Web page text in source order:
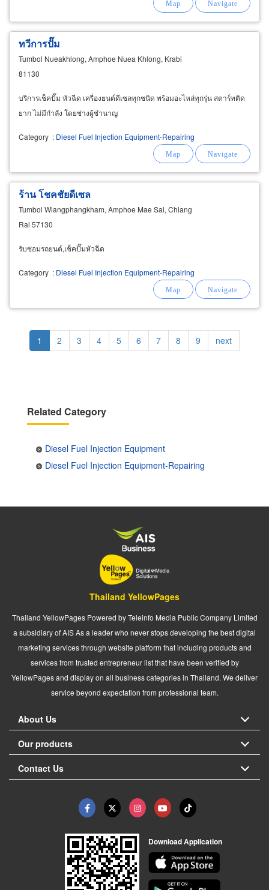
ทวีการปั๊ม
Tumbol Nueakhlong, Amphoe Nuea Khlong, Krabi
81130
บริการเช็คปั๊ม หัวฉีด เครื่องยนต์ดีเซลทุกชนิด พร้อมอะไหล่ทุกรุ่น สตาร์ทติด
ยาก ไม่มีกำลัง โดยช่างผู้ชำนาญ
Category : Diesel Fuel Injection Equipment-Repairing
ร้าน โชคชัยดีเซล
Tumbol Wiangphangkham, Amphoe Mae Sai, Chiang
Rai 57130
รับซ่อมรถยนต์,เช็คปั๊มหัวฉีด
Category : Diesel Fuel Injection Equipment-Repairing
Pagination
Current
page
1 Page
2 Page
3 Page
4 Page
5 Page
6 Page
7 Page
8 Page
9
Next
page
next
Related Category
Diesel Fuel Injection Equipment
Diesel Fuel Injection Equipment-Repairing
Thailand YellowPages
Thailand YellowPages Powered by Teleinfo Media Public Company Limited
a subsidiary of AIS As a leader who never stops developing the best digital
marketing services through website platform that including products and
services from trusted entrepreneur list that have been verified by
YellowPages and display on all business categories in Thailand. We deliver
service beyond expectation from professional team.
About Us
Our products
Contact Us
Download Application